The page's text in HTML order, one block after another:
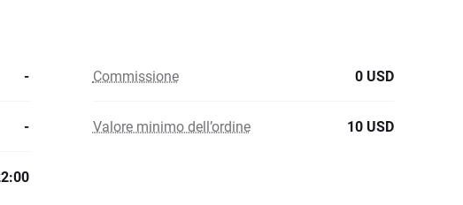
- Commissione 0 USD
- Valore minimo dell’ordine 10 USD